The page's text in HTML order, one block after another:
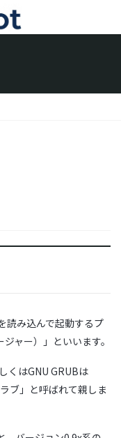
読み込んで起動するプ
ャー）」といいます。
くはGNU GRUBは
ブ」と呼ばれて親しま